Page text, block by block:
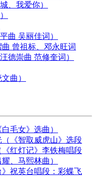
、我爱你）
曲 吴丽佳词）
曾祖标、邓永旺词
德崇曲 范修奎词）
曲）
毛女》选曲）
《智取威虎山》选段
红灯记》李铁梅唱段
、马熙林曲）
祝英台唱段：彩蝶飞